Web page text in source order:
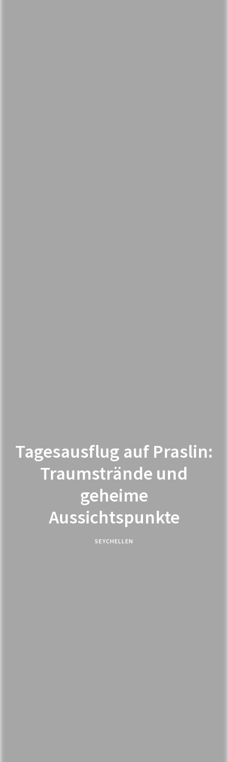
Tagesausflug auf Praslin:
Traumstrände und
geheime
Aussichtspunkte
SEYCHELLEN